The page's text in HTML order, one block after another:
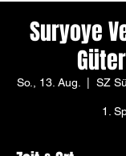
Suryoye
So., 13. Aug. SZ
1.